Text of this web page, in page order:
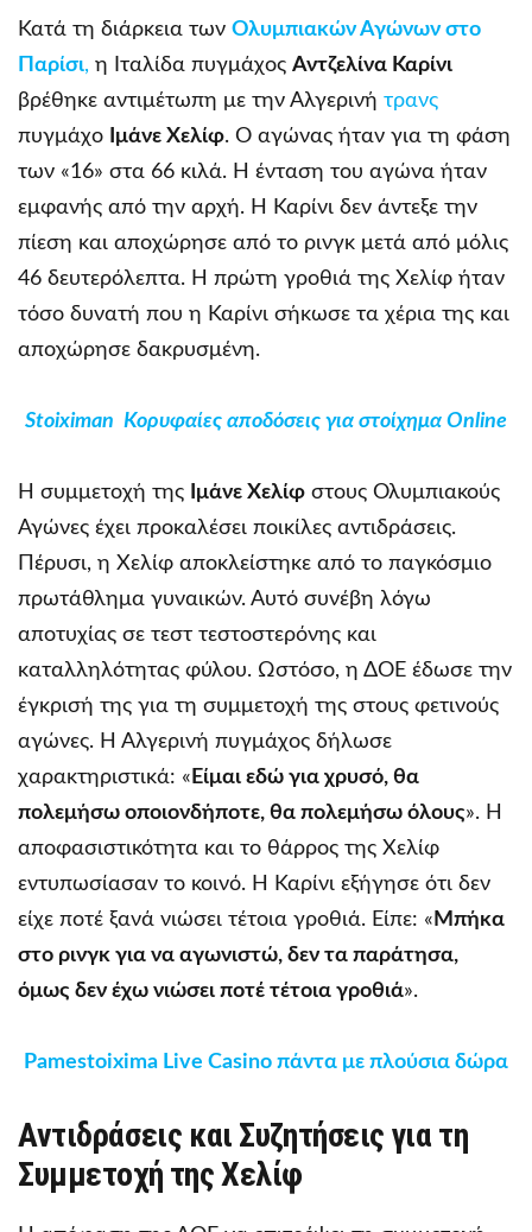
Κατά τη διάρκεια των Ολυμπιακών Αγώνων στο
Παρίσι, η Ιταλίδα πυγμάχος Αντζελίνα Καρίνι
βρέθηκε αντιμέτωπη με την Αλγερινή τρανς
πυγμάχο
Ιμάνε Χελίφ. Ο αγώνας ήταν για τη φάση
των «16» στα 66 κιλά. Η ένταση του αγώνα ήταν
εμφανής από την αρχή. Η Καρίνι δεν άντεξε την
πίεση και αποχώρησε από το ρινγκ μετά από μόλις
46 δευτερόλεπτα. Η πρώτη γροθιά της Χελίφ ήταν
τόσο δυνατή που η Καρίνι σήκωσε τα χέρια της και
αποχώρησε δακρυσμένη.
Stoiximan Κορυφαίες αποδόσεις για στοίχημα Online
Η συμμετοχή της Ιμάνε Χελίφ στους Ολυμπιακούς
Αγώνες έχει προκαλέσει ποικίλες αντιδράσεις.
Πέρυσι, η Χελίφ αποκλείστηκε από το παγκόσμιο
πρωτάθλημα γυναικών. Αυτό συνέβη λόγω
αποτυχίας σε τεστ τεστοστερόνης και
καταλληλότητας φύλου. Ωστόσο, η ΔΟΕ έδωσε την
έγκρισή της για τη συμμετοχή της στους φετινούς
αγώνες. Η Αλγερινή πυγμάχος δήλωσε
χαρακτηριστικά: « Είμαι εδώ για χρυσό, θα
πολεμήσω οποιονδήποτε, θα πολεμήσω όλους». Η
αποφασιστικότητα και το θάρρος της Χελίφ
εντυπωσίασαν το κοινό. Η Καρίνι εξήγησε ότι δεν
είχε ποτέ ξανά νιώσει τέτοια γροθιά. Είπε: « Μπήκα
στο ρινγκ για να αγωνιστώ, δεν τα παράτησα,
όμως δεν έχω νιώσει ποτέ τέτοια γροθιά».
Pamestoixima Live Casino πάντα με πλούσια δώρα
Αντιδράσεις και Συζητήσεις για τη
Συμμετοχή της Χελίφ